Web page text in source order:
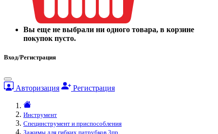
Вы еще не выбрали ни одного товара, в корзине
покупок пусто.
Вход/Регистрация
Авторизация Регистрация
Инструмент
Специнструмент и приспособления
Зажимы для гибких патрубков 3пр.